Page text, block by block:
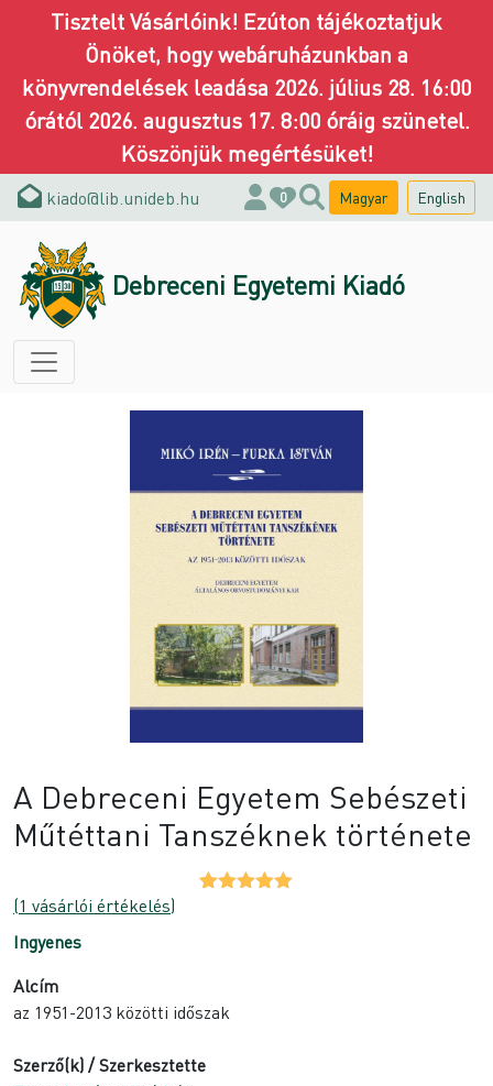
Tisztelt Vásárlóink! Ezúton tájékoztatjuk
Önöket, hogy webáruházunkban a
könyvrendelések leadása 2026. július 28. 16:00
órától 2026. augusztus 17. 8:00 óráig szünetel.
Köszönjük megértésüket!
kiado@lib.unideb.hu 0 Magyar English
Debreceni Egyetemi Kiadó
A Debreceni Egyetem Sebészeti
Műtéttani Tanszéknek története
(1 vásárlói értékelés)
Ingyenes
Alcím
az 1951-2013 közötti időszak
Szerző(k) / Szerkesztette